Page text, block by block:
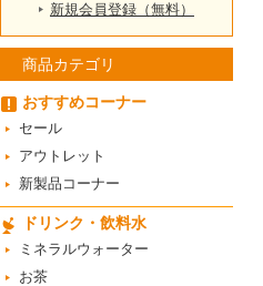
新規会員登録（無料）
商品カテゴリ
おすすめコーナー
セール
アウトレット
新製品コーナー
ドリンク・飲料水
ミネラルウォーター
お茶